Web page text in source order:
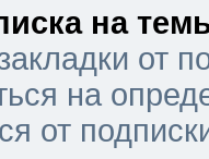
на
от
на
от